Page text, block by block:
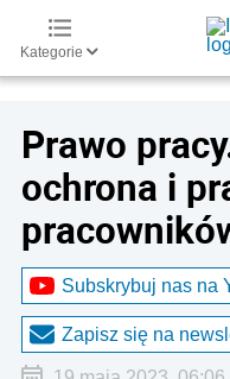
Kategorie
Prawo
ochrona i
Subskrybuj nas na
Zapisz się na